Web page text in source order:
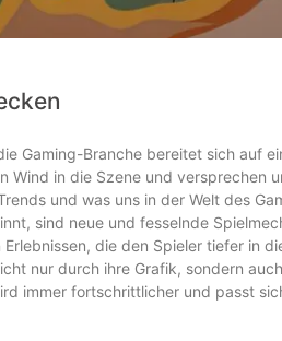
Gaming-Branche bereitet sich auf
Wind in die Szene und versprechen
und was uns in der Welt des
sind neue und fesselnde
die den Spieler tiefer in
nur durch ihre Grafik, sondern
immer fortschrittlicher und passt